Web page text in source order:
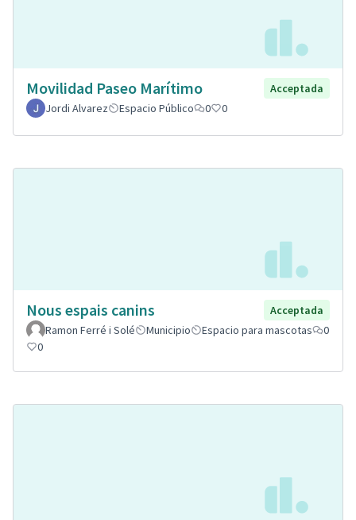
Movilidad Paseo Marítimo
Acceptada
Jordi Alvarez
Espacio Público 0 0
Nous espais canins
Acceptada
Ramon Ferré i Solé
Municipio Espacio para mascotas
0
0